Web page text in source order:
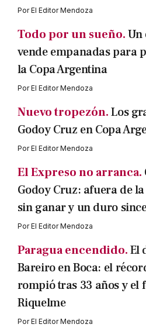
PorEl Editor Mendoza
Todo por un sueño.Un
vende empanadas para
la Copa Argentina
PorEl Editor Mendoza
Nuevo tropezón.Los
Godoy Cruz en Copa
PorEl Editor Mendoza
El Expreso no arranca.
Godoy Cruz: afuera de
sin ganar y un duro
PorEl Editor Mendoza
Paragua encendido.El
Bareiro en Boca: el
rompió tras 33 años y el
Riquelme
PorEl Editor Mendoza